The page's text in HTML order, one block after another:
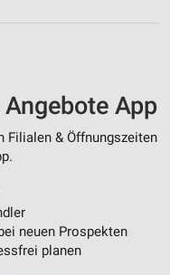
App
Filialen & Öffnungszeiten
neuen Prospekten
planen